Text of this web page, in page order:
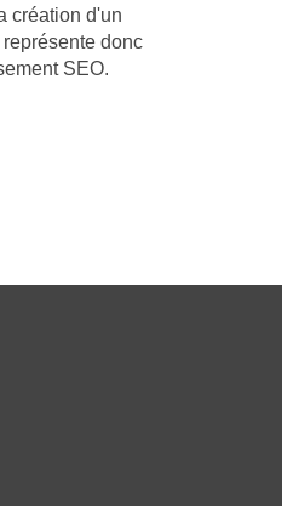
création d'un
donc
SEO.